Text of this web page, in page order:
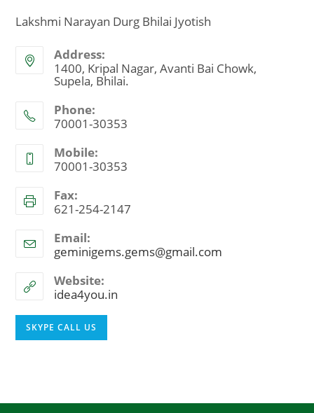
Lakshmi Narayan Durg Bhilai Jyotish
Address:
1400, Kripal Nagar, Avanti Bai Chowk,
Supela, Bhilai.
Phone:
70001-30353
Mobile:
70001-30353
Fax:
621-254-2147
Email:
geminigems.gems@gmail.com
Website:
idea4you.in
SKYPE CALL US
in